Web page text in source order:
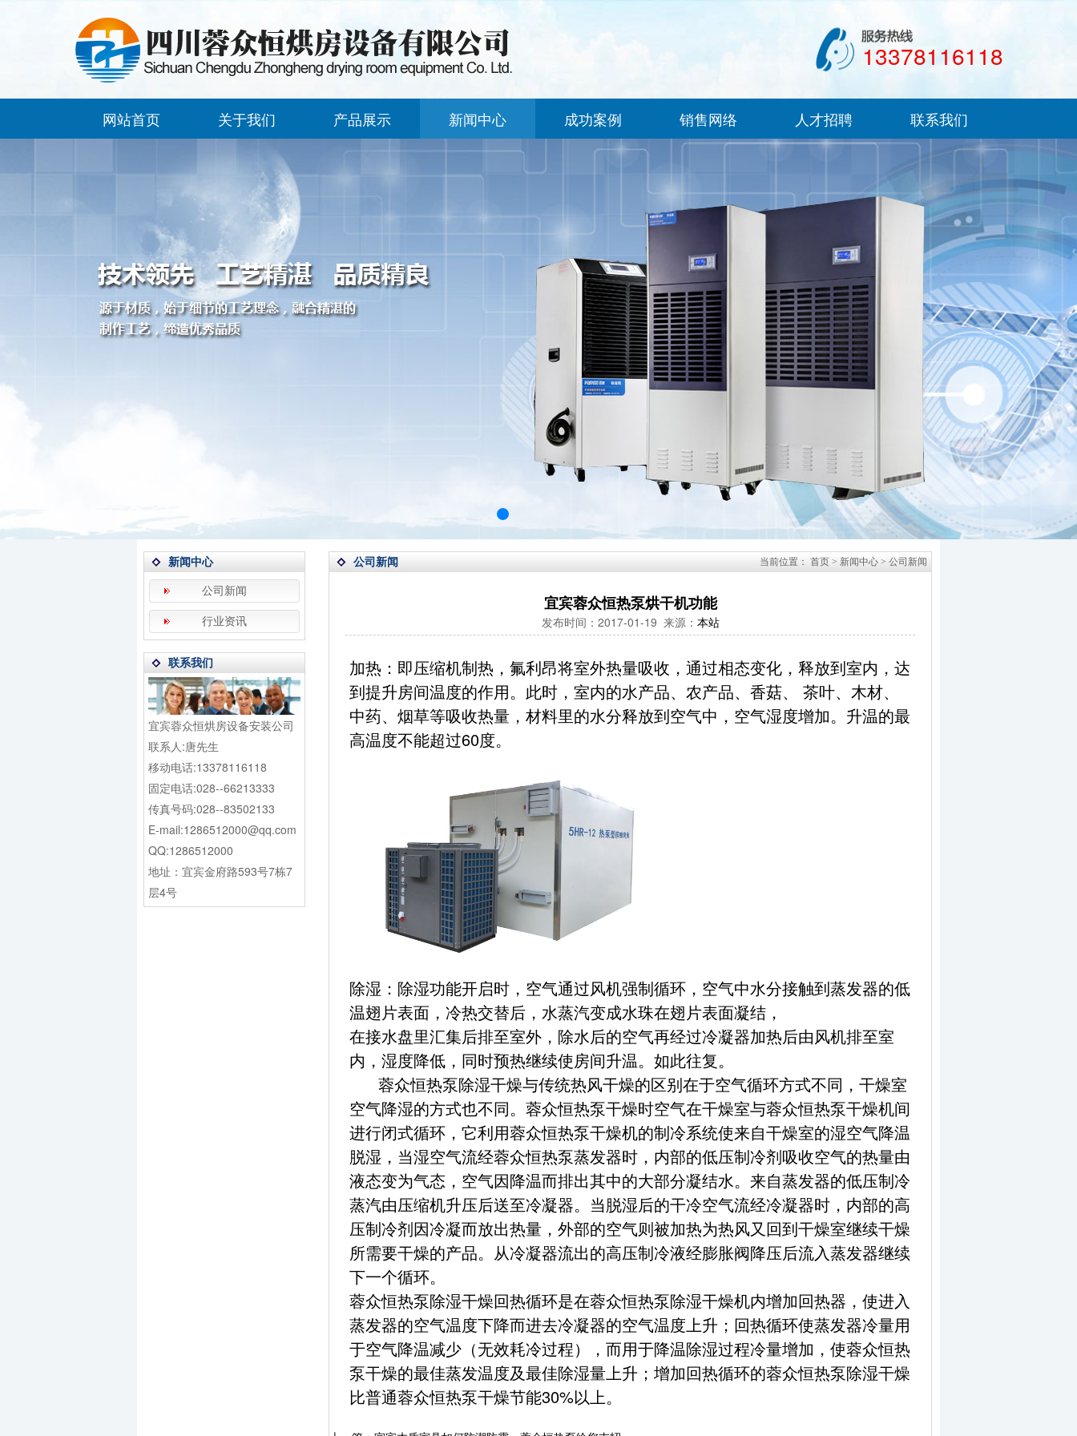
13378116118
网站首页 关于我们 产品展示 新闻中心 成功案例 销售网络 人才招聘 联系我们
新闻中心
公司新闻
行业资讯
联系我们
宜宾蓉众恒烘房设备安装公司
联系人:唐先生
移动电话:13378116118
固定电话:028--66213333
传真号码:028--83502133
E-mail:1286512000@qq.com
QQ:1286512000
地址：宜宾金府路593号7栋7
层4号
公司新闻 当前位置： 首页 > 新闻中心 > 公司新闻
宜宾蓉众恒热泵烘干机功能
发布时间：2017-01-19 来源： 本站
加热：即压缩机制热，氟利昂将室外热量吸收，通过相态变化，释放到室内，达
到提升房间温度的作用。此时，室内的水产品、农产品、香菇、 茶叶、木材、
中药、烟草等吸收热量，材料里的水分释放到空气中，空气湿度增加。升温的最
高温度不能超过60度。
除湿：除湿功能开启时，空气通过风机强制循环，空气中水分接触到蒸发器的低
温翅片表面，冷热交替后，水蒸汽变成水珠在翅片表面凝结，
在接水盘里汇集后排至室外，除水后的空气再经过冷凝器加热后由风机排至室
内，湿度降低，同时预热继续使房间升温。如此往复。
蓉众恒热泵除湿干燥与传统热风干燥的区别在于空气循环方式不同，干燥室
空气降湿的方式也不同。蓉众恒热泵干燥时空气在干燥室与蓉众恒热泵干燥机间
进行闭式循环，它利用蓉众恒热泵干燥机的制冷系统使来自干燥室的湿空气降温
脱湿，当湿空气流经蓉众恒热泵蒸发器时，内部的低压制冷剂吸收空气的热量由
液态变为气态，空气因降温而排出其中的大部分凝结水。来自蒸发器的低压制冷
蒸汽由压缩机升压后送至冷凝器。当脱湿后的干冷空气流经冷凝器时，内部的高
压制冷剂因冷凝而放出热量，外部的空气则被加热为热风又回到干燥室继续干燥
所需要干燥的产品。从冷凝器流出的高压制冷液经膨胀阀降压后流入蒸发器继续
下一个循环。
蓉众恒热泵除湿干燥回热循环是在蓉众恒热泵除湿干燥机内增加回热器，使进入
蒸发器的空气温度下降而进去冷凝器的空气温度上升；回热循环使蒸发器冷量用
于空气降温减少（无效耗冷过程），而用于降温除湿过程冷量增加，使蓉众恒热
泵干燥的最佳蒸发温度及最佳除湿量上升；增加回热循环的蓉众恒热泵除湿干燥
比普通蓉众恒热泵干燥节能30%以上。